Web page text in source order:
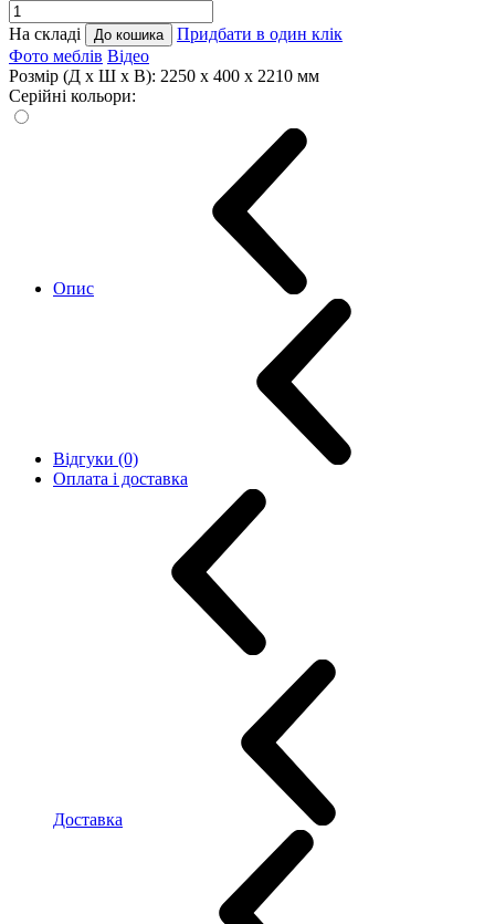
На складі До кошика
Придбати в один клік
Фото меблів Відео
Розмір (Д x Ш x В): 2250 x 400 x 2210 мм
Серійні кольори:
Опис
Відгуки (0)
Оплата і доставка
Доставка